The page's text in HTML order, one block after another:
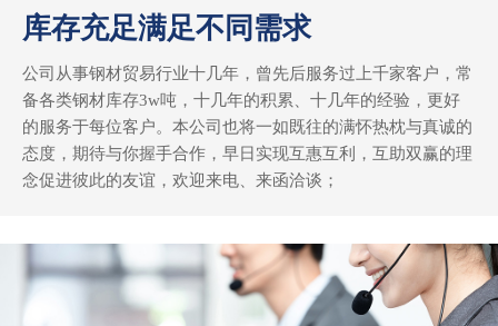
库存充足满足不同需求
公司从事钢材贸易行业十几年，曾先后服务过上千家客户，常
备各类钢材库存3w吨，十几年的积累、十几年的经验，更好
的服务于每位客户。本公司也将一如既往的满怀热枕与真诚的
态度，期待与你握手合作，早日实现互惠互利，互助双赢的理
念促进彼此的友谊，欢迎来电、来函洽谈；